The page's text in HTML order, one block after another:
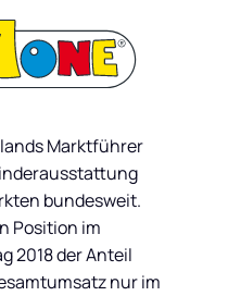
Marktführer
bundesweit.
Position im
2018 der Anteil
nur im